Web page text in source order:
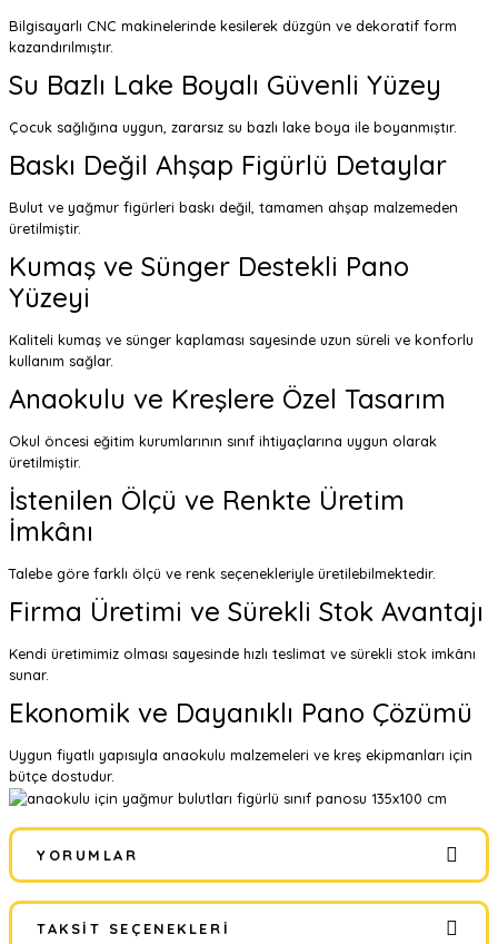
Bilgisayarlı CNC makinelerinde kesilerek düzgün ve dekoratif form
kazandırılmıştır.
Su Bazlı Lake Boyalı Güvenli Yüzey
Çocuk sağlığına uygun, zararsız su bazlı lake boya ile boyanmıştır.
Baskı Değil Ahşap Figürlü Detaylar
Bulut ve yağmur figürleri baskı değil, tamamen ahşap malzemeden
üretilmiştir.
Kumaş ve Sünger Destekli Pano
Yüzeyi
Kaliteli kumaş ve sünger kaplaması sayesinde uzun süreli ve konforlu
kullanım sağlar.
Anaokulu ve Kreşlere Özel Tasarım
Okul öncesi eğitim kurumlarının sınıf ihtiyaçlarına uygun olarak
üretilmiştir.
İstenilen Ölçü ve Renkte Üretim
İmkânı
Talebe göre farklı ölçü ve renk seçenekleriyle üretilebilmektedir.
Firma Üretimi ve Sürekli Stok Avantajı
Kendi üretimimiz olması sayesinde hızlı teslimat ve sürekli stok imkânı
sunar.
Ekonomik ve Dayanıklı Pano Çözümü
Uygun fiyatlı yapısıyla anaokulu malzemeleri ve kreş ekipmanları için
bütçe dostudur.
YORUMLAR
TAKSIT SEÇENEKLERI